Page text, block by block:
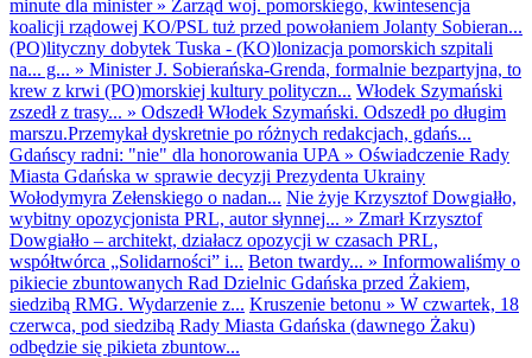
minute dla minister» Zarząd woj. pomorskiego, kwintesencja
koalicji rządowej KO/PSL tuż przed powołaniem Jolanty Sobieran...
(PO)lityczny dobytek Tuska - (KO)lonizacja pomorskich szpitali
na... g... » Minister J. Sobierańska-Grenda, formalnie bezpartyjna, to
krew z krwi (PO)morskiej kultury polityczn... Włodek Szymański
zszedł z trasy... » Odszedł Włodek Szymański. Odszedł po długim
marszu.Przemykał dyskretnie po różnych redakcjach, gdańs...
Gdańscy radni: "nie" dla honorowania UPA » Oświadczenie Rady
Miasta Gdańska w sprawie decyzji Prezydenta Ukrainy
Wołodymyra Zełenskiego o nadan... Nie żyje Krzysztof Dowgiałło,
wybitny opozycjonista PRL, autor słynnej... » Zmarł Krzysztof
Dowgiałło – architekt, działacz opozycji w czasach PRL,
współtwórca „Solidarności” i... Beton twardy... » Informowaliśmy o
pikiecie zbuntowanych Rad Dzielnic Gdańska przed Żakiem,
siedzibą RMG. Wydarzenie z... Kruszenie betonu » W czwartek, 18
czerwca, pod siedzibą Rady Miasta Gdańska (dawnego Żaku)
odbędzie się pikieta zbuntow...